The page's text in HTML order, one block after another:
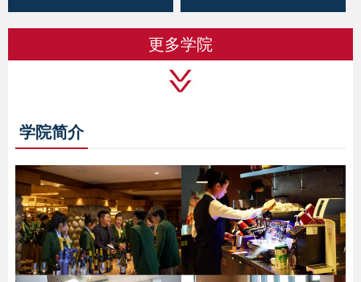
更多学院
学院简介